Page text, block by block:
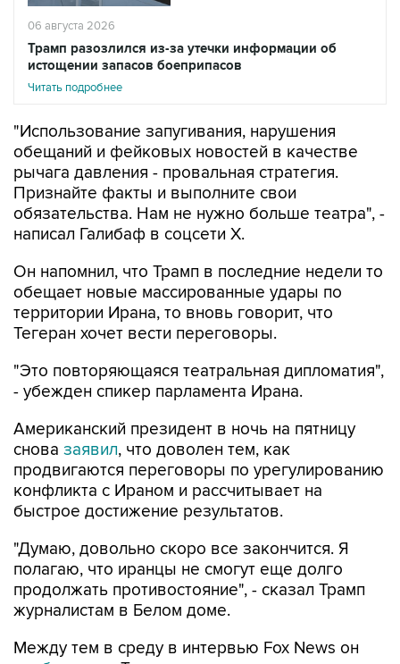
06 августа 2026
Трамп разозлился из-за утечки информации об
истощении запасов боеприпасов
Читать подробнее
"Использование запугивания, нарушения
обещаний и фейковых новостей в качестве
рычага давления - провальная стратегия.
Признайте факты и выполните свои
обязательства. Нам не нужно больше театра", -
написал Галибаф в соцсети X.
Он напомнил, что Трамп в последние недели то
обещает новые массированные удары по
территории Ирана, то вновь говорит, что
Тегеран хочет вести переговоры.
"Это повторяющаяся театральная дипломатия",
- убежден спикер парламента Ирана.
Американский президент в ночь на пятницу
снова заявил, что доволен тем, как
продвигаются переговоры по урегулированию
конфликта с Ираном и рассчитывает на
быстрое достижение результатов.
"Думаю, довольно скоро все закончится. Я
полагаю, что иранцы не смогут еще долго
продолжать противостояние", - сказал Трамп
журналистам в Белом доме.
Между тем в среду в интервью Fox News он